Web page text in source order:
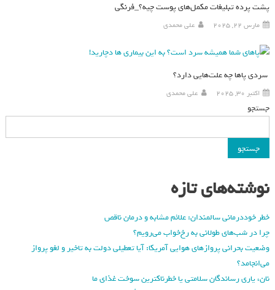
پشت پرده تبلیغات مکمل‌های پوست چیه؟_فرنگی
مارس 22, 2025 علی محمدی
سردی پاها چه علت‌هایی دارد؟
اکتبر 30, 2025 علی محمدی
جستجو
جستجو
نوشته‌های تازه
خطر خوددرمانی سالمندان: علائم مشابه و درمان ناقص
چرا در شب‌های طولانی به رخ‌خواب می‌رویم؟
وضعیت بحرانی پروازهای هوایی آمریکا: آیا تعطیلی دولت به تاخیر و لغو پرواز
می‌انجامد؟
نان، یاری رساندگان سلامتی یا خطرناکترین سوخت غذای ما